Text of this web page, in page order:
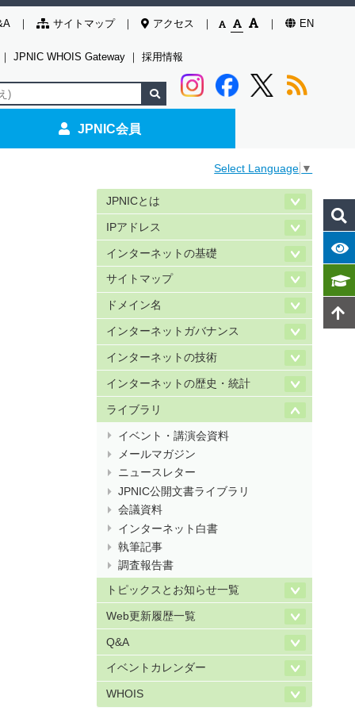
サイトマップ アクセス EN
｜ JPNIC WHOIS Gateway ｜ 採用情報
JPNIC会員
Select Language ▼
JPNICとは
IPアドレス
インターネットの基礎
サイトマップ
ドメイン名
インターネットガバナンス
インターネットの技術
インターネットの歴史・統計
ライブラリ
イベント・講演会資料
メールマガジン
ニュースレター
JPNIC公開文書ライブラリ
会議資料
インターネット白書
執筆記事
調査報告書
トピックスとお知らせ一覧
Web更新履歴一覧
Q&A
イベントカレンダー
WHOIS